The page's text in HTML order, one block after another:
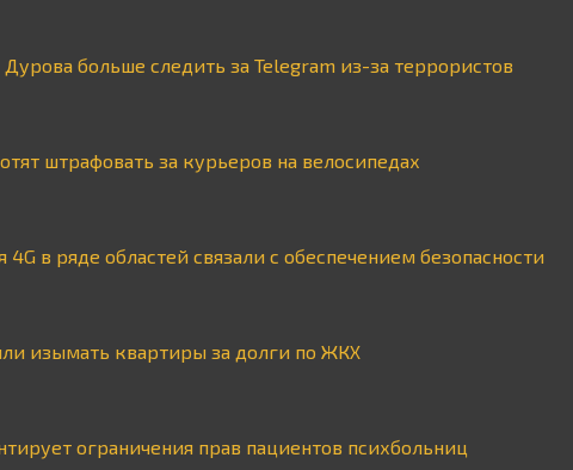
больше следить за Telegram из-за террористов
штрафовать за курьеров на велосипедах
в ряде областей связали с обеспечением безопасности
изымать квартиры за долги по ЖКХ
ограничения прав пациентов психбольниц